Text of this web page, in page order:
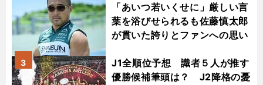
「あいつ若いくせに」厳しい言
葉を浴びせられるも佐藤慎太郎
が貫いた誇りとファンへの思い
J1全順位予想 識者５人が推す
優勝候補筆頭は？ J2降格の憂
3